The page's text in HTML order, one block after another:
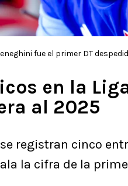
fue el primer DT
en la
al 2025
se registran cinco
la cifra de la